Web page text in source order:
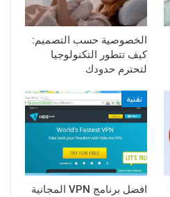
الخصوصية حسب التصميم:
كيف تتطور التكنولوجيا
لتحترم حدودك
تقنية
افضل برنامج VPN المجانية